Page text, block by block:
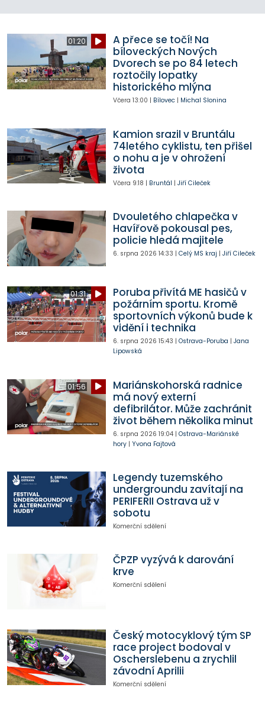
01:20
A přece se točí! Na
bíloveckých Nových
Dvorech se po 84 letech
roztočily lopatky
historického mlýna
Včera 13:00 | Bílovec| Michal Slonina
Kamion srazil v Bruntálu
74letého cyklistu, ten přišel
o nohu a je v ohrožení
života
Včera 9:18 | Bruntál | Jiří Cileček
Dvouletého chlapečka v
Havířově pokousal pes,
policie hledá majitele
6. srpna 2026 14:33 | Celý MS kraj | Jiří Cileček
01:31
Poruba přivítá ME hasičů v
požárním sportu. Kromě
sportovních výkonů bude k
vidění i technika
6. srpna 2026 15:43 | Ostrava-Poruba | Jana
Lipowská
01:56
Mariánskohorská radnice
má nový externí
defibrilátor. Může zachránit
život během několika minut
6. srpna 2026 19:04| Ostrava-Mariánské
hory| Yvona Fajtová
Legendy tuzemského
undergroundu zavítají na
PERIFERII Ostrava už v
sobotu
Komerční sdělení
ČPZP vyzývá k darování
krve
Komerční sdělení
Český motocyklový tým SP
race project bodoval v
Oscherslebenu a zrychlil
závodní Aprilii
Komerční sdělení